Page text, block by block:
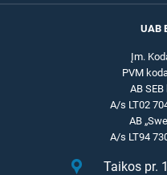
UAB
Įm.
PVM
AB
A/s LT02
AB
A/s LT94
Taikos pr.